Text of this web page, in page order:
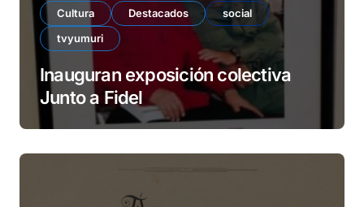
Cultura Destacados
social
tvyumuri
Inauguran exposición colectiva
Junto a Fidel